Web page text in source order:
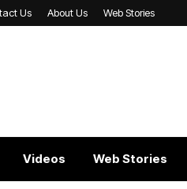
Us About Us Web Stories
Videos Web Stories